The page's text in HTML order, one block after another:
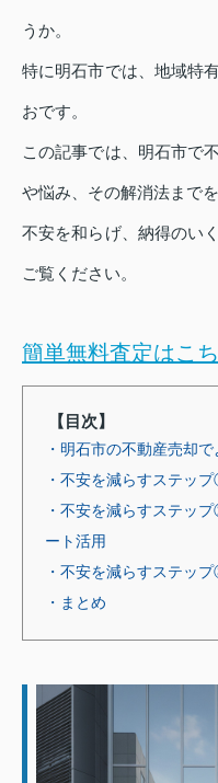
うか。
特に明石市では、地域特
おです。
この記事では、明石市で
や悩み、その解消法まで
不安を和らげ、納得のい
ご覧ください。
簡単無料査定はこ
【目次】
・明石市の不動産売却
・不安を減らすステッ
・不安を減らすステッ
ート活用
・不安を減らすステッ
・まとめ